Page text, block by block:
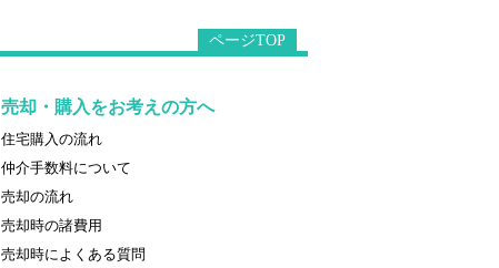
ページTOP
売却・購入をお考えの方へ
住宅購入の流れ
仲介手数料について
売却の流れ
売却時の諸費用
売却時によくある質問